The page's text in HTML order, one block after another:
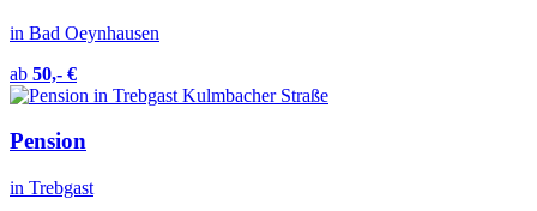
in Bad Oeynhausen
ab 50,- €
Pension
in Trebgast